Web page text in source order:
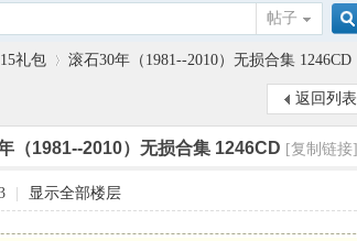
帖子
搜
索
礼包
›
滚石30年（1981--2010）无损合集 1246CD
返回列表
（1981--2010）无损合集 1246CD [复制链接]
显示全部楼层